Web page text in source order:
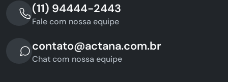
(11) 94444-2443
Fale com nossa equipe
contato@actana.com.br
Chat com nossa equipe